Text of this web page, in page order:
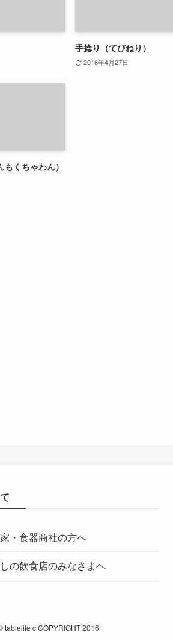
手捻り（てびねり）
2016年4月27日
くちゃわん）
・食器商社の方へ
の飲食店のみなさまへ
tablelife c COPYRIGHT 2016